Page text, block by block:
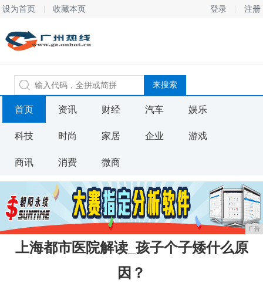
设为首页 收藏本页 登录 注册
首页 资讯 财经 汽车 娱乐
科技 时尚 家居 企业 游戏
商讯 消费 微商
广告
上海都市医院解读_孩子个子矮什么原
因？